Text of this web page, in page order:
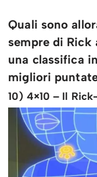
Quali sono
sempre di Rick
una classifica
migliori
10) 4×10 – Il